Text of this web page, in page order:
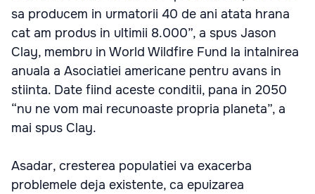
sa producem in urmatorii 40 de ani atata hrana
cat am produs in ultimii 8.000”, a spus Jason
Clay, membru in World Wildfire Fund la intalnirea
anuala a Asociatiei americane pentru avans in
stiinta. Date fiind aceste conditii, pana in 2050
“nu ne vom mai recunoaste propria planeta”, a
mai spus Clay.
Asadar, cresterea populatiei va exacerba
problemele deja existente, ca epuizarea